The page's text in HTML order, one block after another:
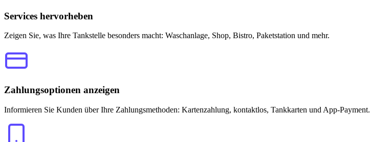
Services hervorheben
Zeigen Sie, was Ihre Tankstelle besonders macht: Waschanlage, Shop, Bistro, Paketstation und mehr.
Zahlungsoptionen anzeigen
Informieren Sie Kunden über Ihre Zahlungsmethoden: Kartenzahlung, kontaktlos, Tankkarten und App-Payment.